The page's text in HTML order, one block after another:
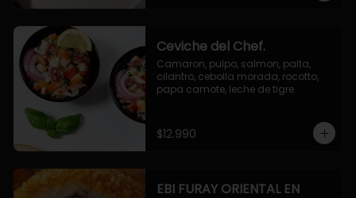
Ceviche del Chef.
Camaron, pulpo, salmon, palta,
cilantro, cebolla morada, rocotto,
papa camote, leche de tigre.
$12.990
EBI FURAY ORIENTAL EN